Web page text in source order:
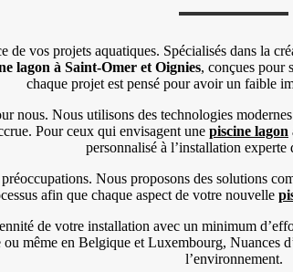
vos projets aquatiques. Spécialisés dans la
lagon à Saint-Omer et Oignies, conçues pour
chaque projet est pensé pour avoir un faible
nous. Nous utilisons des technologies
Pour ceux qui envisagent une piscine lagon
personnalisé à l’installation experte
Nous proposons des solutions
afin que chaque aspect de votre nouvelle
de votre installation avec un minimum
même en Belgique et Luxembourg, Nuances
l’environnement.